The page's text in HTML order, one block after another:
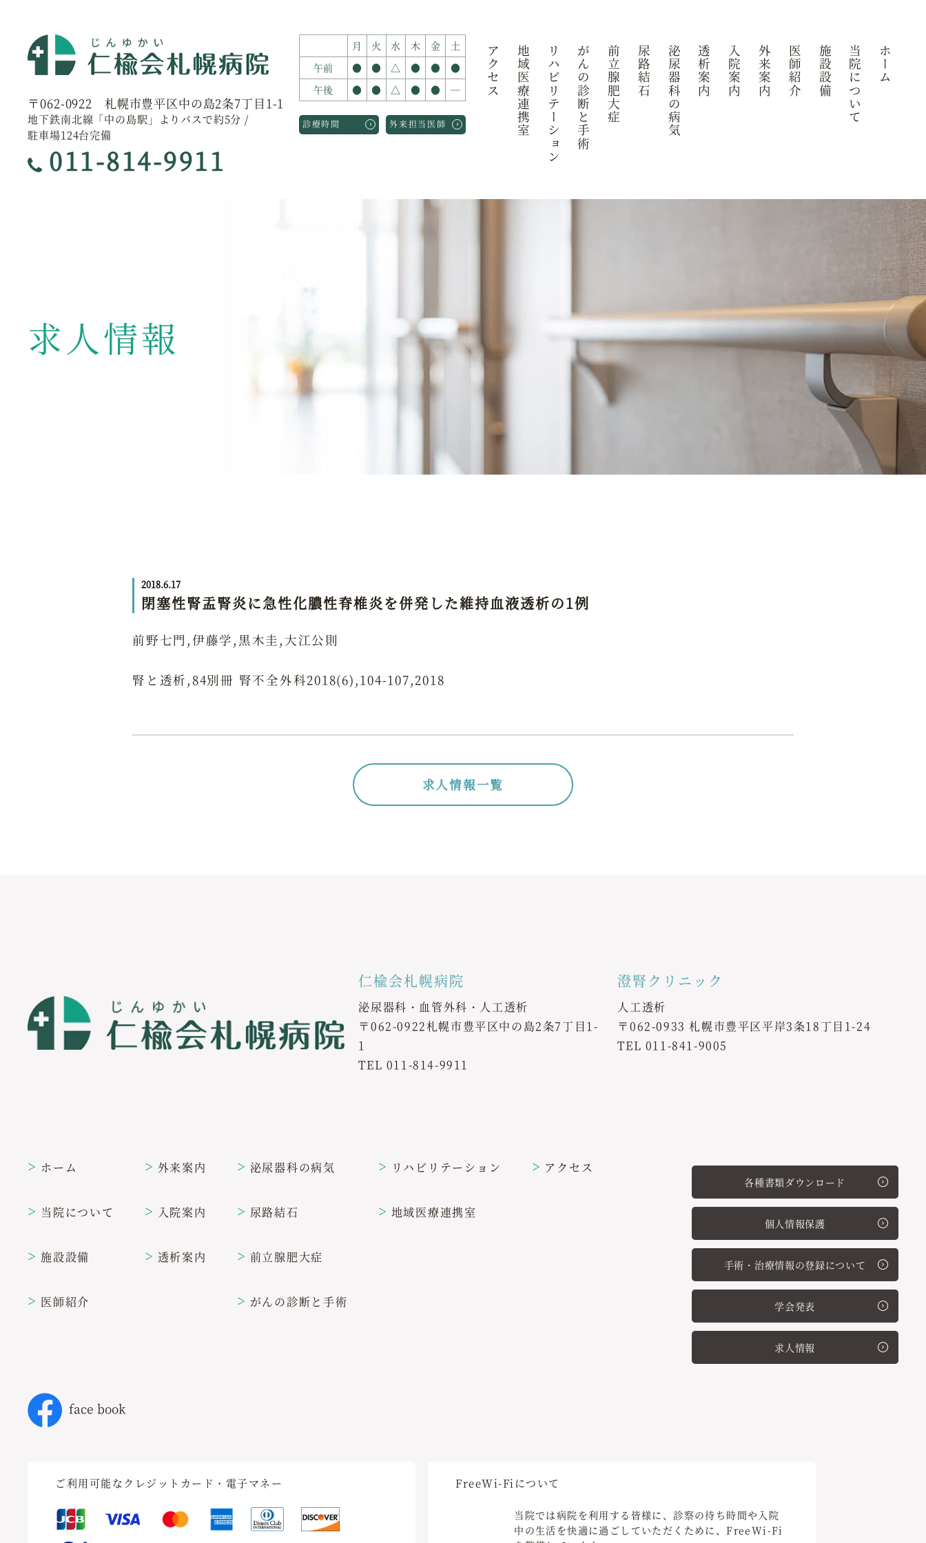
〒062-0922 札幌市豊平区中の島2条7丁目1-1
地下鉄南北線「中の島駅」よりバスで約5分 /
駐車場124台完備
011-814-9911
月 火 水 木 金
土
午前
● ● △ ● ●
●
午後
● ● △ ● ● ―
診療時間 › 外来担当医師 ›
ホーム
当院について
施設設備
医師紹介
外来案内
入院案内
透析案内
泌尿器科の病気
尿路結石
前立腺肥大症
がんの診断と手術
リハビリテーション
地域医療連携室
アクセス
求人情報
2018.6.17
閉塞性腎盂腎炎に急性化膿性脊椎炎を併発した維持血液透析の1例
前野七門,伊藤学,黒木圭,大江公則
腎と透析,84別冊 腎不全外科2018(6),104-107,2018
求人情報一覧
仁楡会札幌病院
泌尿器科・血管外科・人工透析
〒062-0922札幌市豊平区中の島2条7丁目1-
1
TEL 011-814-9911
澄腎クリニック
人工透析
〒062-0933 札幌市豊平区平岸3条18丁目1-24
TEL 011-841-9005
＞ ホーム
＞ 当院について
＞ 施設設備
＞ 医師紹介
＞ 外来案内
＞ 入院案内
＞ 透析案内
＞ 泌尿器科の病気
＞ 尿路結石
＞ 前立腺肥大症
＞ がんの診断と手術
＞ リハビリテーション
＞ 地域医療連携室
＞ アクセス
各種書類ダウンロード
個人情報保護
手術・治療情報の登録について
学会発表
求人情報
face book
ご利用可能なクレジットカード・電子マネー FreeWi-Fiについて
当院では病院を利用する皆様に、診察の待ち時間や入院
中の生活を快適に過ごしていただくために、FreeWi-Fi